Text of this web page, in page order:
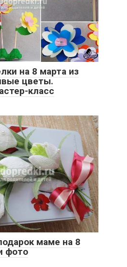
на 8 марта из
цветы.
класс
маме на 8
фото